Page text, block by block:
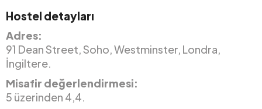
Hostel detayları
Adres:
91 Dean Street, Soho, Westminster, Londra,
İngiltere.
Misafir değerlendirmesi:
5 üzerinden 4,4.